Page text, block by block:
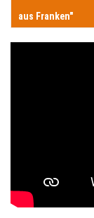
aus Franken"